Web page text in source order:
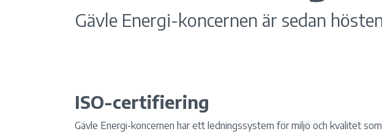
Gävle Energi-koncernen är sedan
ISO-certifiering
Gävle Energi-koncernen har ett ledningssystem för miljö och kvalitet